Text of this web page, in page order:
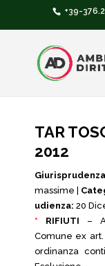
+39-
TAR
2012
massime |
udienza: 20
* RIFIUTI –
Comune ex
ordinanza